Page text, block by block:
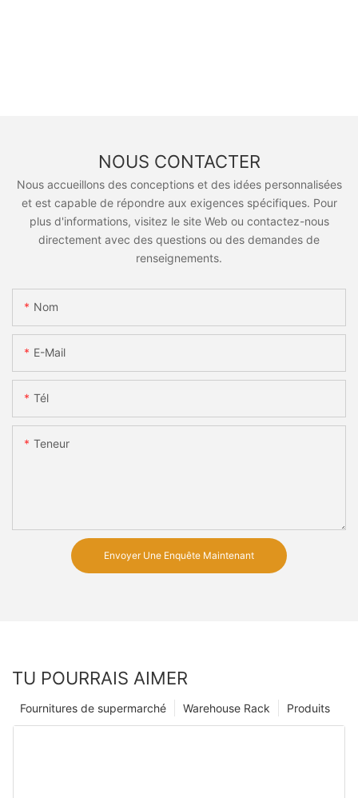
NOUS CONTACTER
Nous accueillons des conceptions et des idées personnalisées
et est capable de répondre aux exigences spécifiques. Pour
plus d'informations, visitez le site Web ou contactez-nous
directement avec des questions ou des demandes de
renseignements.
Nom
E-Mail
Tél
Teneur
Envoyer Une Enquête Maintenant
TU POURRAIS AIMER
Produits
Warehouse Rack
Fournitures de supermarché